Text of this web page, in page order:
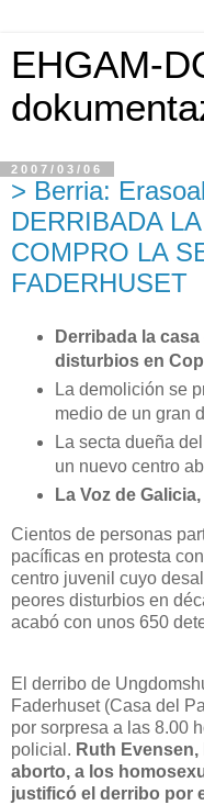
EHGAM-
2007/03/06
> Berria:
DERRIBADA
COMPRO LA
FADERHUSET
Derribada la
disturbios en
La demolición se
medio de un gran
La secta dueña
un nuevo centro
La Vozde Galicia,
Cientos de personas
pacíficas en protesta
centro juvenil cuyo
peores disturbios en
acabó con unos 650
El derribo de
Faderhuset (Casa del
por sorpresa a las 8.00
policial. Ruth Evensen,
aborto, a los
justificó el derribo por